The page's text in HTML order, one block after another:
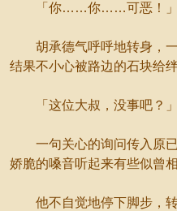
「你……你……可恶！」
胡承德气呼呼地转身，一
结果不小心被路边的石块给
「这位大叔，没事吧？」
一句关心的询问传入原已
娇脆的嗓音听起来有些似曾相
他不自觉地停下脚步，转